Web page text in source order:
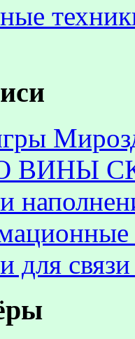
ВИНЫ
для